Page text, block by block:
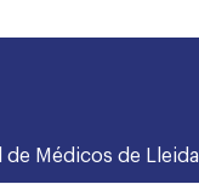
Médicos de Lleida